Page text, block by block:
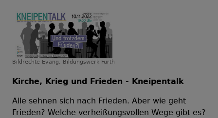
Bildrechte Evang. Bildungswerk Fürth
Kirche, Krieg und Frieden - Kneipentalk
Alle sehnen sich nach Frieden. Aber wie geht
Frieden? Welche verheißungsvollen Wege gibt es?